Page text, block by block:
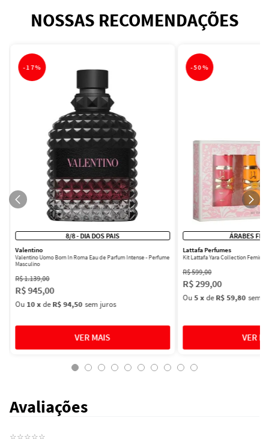
NOSSAS RECOMENDAÇÕES
-17%
8/8 - DIA DOS PAIS
Valentino
Valentino Uomo Born In Roma Eau de Parfum Intense - Perfume
Masculino
R$1.139,00
R$945,00
Ou 10xdeR$ 94,50 sem juros
-50%
ÁRABES
Lattafa Perfumes
Kit Lattafa Yara Collection
R$599,00
R$ 299,00
Ou5xdeR$ 59,80 sem
Avaliações
☆☆☆☆☆